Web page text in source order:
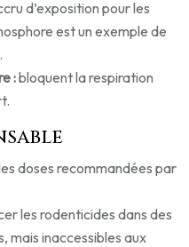
d’exposition pour les
est un exemple de
:bloquent la respiration
doses recommandées par
les rodenticides dans des
mais inaccessibles aux